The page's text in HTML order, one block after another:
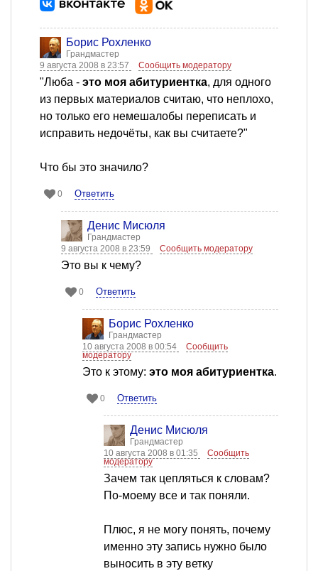
Борис Рохленко
Грандмастер
9 августа 2008 в 23:57
Сообщить модератору
"Люба - это моя абитуриентка, для одного
из первых материалов считаю, что неплохо,
но только его немешалобы переписать и
исправить недочёты, как вы считаете?"
Что бы это значило?
0 Ответить
Денис Мисюля
Грандмастер
9 августа 2008 в 23:59
Сообщить модератору
Это вы к чему?
0 Ответить
Борис Рохленко
Грандмастер
10 августа 2008 в 00:54
Сообщить
модератору
Это к этому: это моя абитуриентка.
0 Ответить
Денис Мисюля
Грандмастер
10 августа 2008 в 01:35
Сообщить
модератору
Зачем так цепляться к словам?
По-моему все и так поняли.
Плюс, я не могу понять, почему
именно эту запись нужно было
выносить в эту ветку